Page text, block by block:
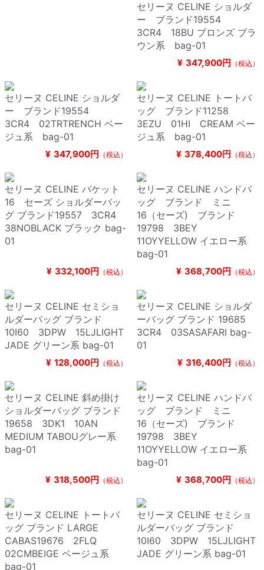
セリーヌ CELINE ショルダ
ー ブランド19554
3CR4 18BU ブロンズ ブラ
ウン系 bag-01
¥ 347,900円 （税込）
セリーヌ CELINE ショルダ
ー ブランド19554
3CR4 02TRTRENCH ベー
ジュ系 bag-01
¥ 347,900円 （税込）
セリーヌ CELINE トートバ
ッグ ブランド11258
3EZU 01HI CREAM ベー
ジュ系 bag-01
¥ 378,400円 （税込）
セリーヌ CELINE バケット
16 セーズ ショルダーバッ
グ ブランド19557 3CR4
38NOBLACK ブラック bag-
01
¥ 332,100円 （税込）
セリーヌ CELINE ハンドバ
ッグ ブランド ミニ
16（セーズ) ブランド
19798 3BEY
11OYYELLOW イエロー系
bag-01
¥ 368,700円 （税込）
セリーヌ CELINE セミショ
ルダーバッグ ブランド
10I60 3DPW 15LJLIGHT
JADE グリーン系 bag-01
¥ 128,000円 （税込）
セリーヌ CELINE ショルダ
ーバッグ ブランド 19685
3CR4 03SASAFARI bag-
01
¥ 316,400円 （税込）
セリーヌ CELINE 斜め掛け
ショルダーバッグ ブランド
19658 3DK1 10AN
MEDIUM TABOUグレー系
bag-01
¥ 318,500円 （税込）
セリーヌ CELINE ハンドバ
ッグ ブランド ミニ
16（セーズ) ブランド
19798 3BEY
11OYYELLOW イエロー系
bag-01
¥ 368,700円 （税込）
セリーヌ CELINE トートバ
ッグ ブランド LARGE
CABAS19676 2FLQ
02CMBEIGE ベージュ系
bag-01
セリーヌ CELINE セミショ
ルダーバッグ ブランド
10I60 3DPW 15LJLIGHT
JADE グリーン系 bag-01